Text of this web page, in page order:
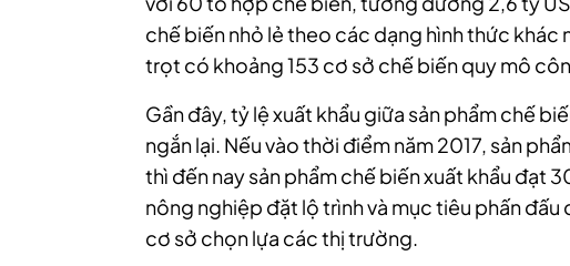
chế biến nhỏ lẻ theo các dạng hình thức khác
trọt có khoảng 153 cơ sở chế biến quy mô
Gần đây, tỷ lệ xuất khẩu giữa sản phẩm chế
ngắn lại. Nếu vào thời điểm năm 2017, sản
thì đến nay sản phẩm chế biến xuất khẩu đạt
nông nghiệp đặt lộ trình và mục tiêu phấn
cơ sở chọn lựa các thị trường.